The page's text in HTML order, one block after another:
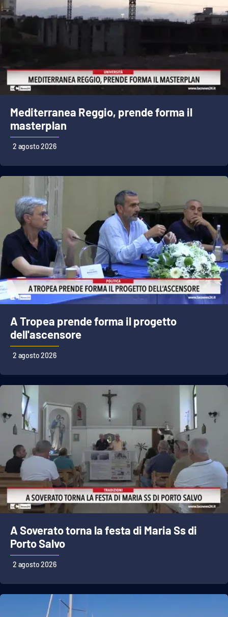
Mediterranea Reggio, prende forma il
masterplan
2 agosto 2026
A Tropea prende forma il progetto
dell'ascensore
2 agosto 2026
A Soverato torna la festa di Maria Ss di
Porto Salvo
2 agosto 2026